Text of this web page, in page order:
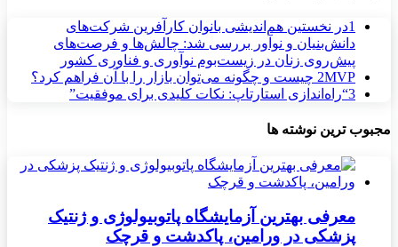
1در نخستین هم‌اندیشی بانوان کارآفرین شرکت‌های
دانش‌بنیان و نوآور بررسی شد: چالش‌ها و فرصت‌های
پیش‌روی زنان در زیست‌بوم نوآوری و فناوری کشور
2MVP چیست و چگونه می‌توان بازار را با آن فراهم کرد؟
3“راه‌اندازی استارتاپ: نکات کلیدی برای موفقیت”
مجبوب ترین نوشته ها
معرفی بهترین آزمایشگاه پاتوبیولوژی و ژنتیک
پزشکی در ورامین، پاکدشت و قرچک